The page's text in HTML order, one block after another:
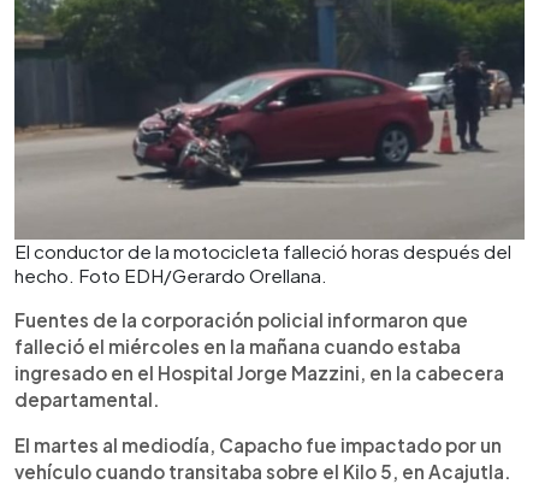
El conductor de la motocicleta falleció horas después del
hecho. Foto EDH/Gerardo Orellana.
Fuentes de la corporación policial informaron que
falleció el miércoles en la mañana cuando estaba
ingresado en el Hospital Jorge Mazzini, en la cabecera
departamental.
El martes al mediodía, Capacho fue impactado por un
vehículo cuando transitaba sobre el Kilo 5, en Acajutla.